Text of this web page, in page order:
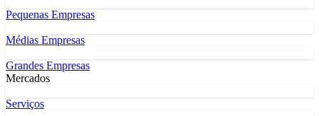
Pequenas Empresas
Médias Empresas
Grandes Empresas
Mercados
Serviços